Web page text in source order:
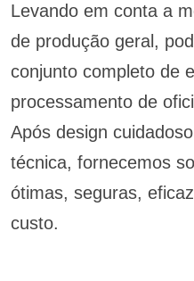
Levando em conta a
de produção geral,
conjunto completo de
processamento de
Após design
técnica, fornecemos
ótimas, seguras,
custo.